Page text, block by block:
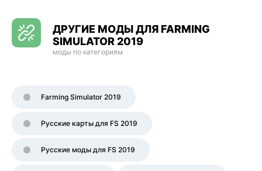
ДРУГИЕ МОДЫ ДЛЯ FARMING
SIMULATOR 2019
моды по категориям
Farming Simulator 2019
Русские карты для FS 2019
Русские моды для FS 2019